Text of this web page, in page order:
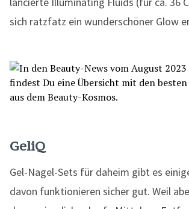
sich ratzfatz ein wunderschöner Glow
GeliQ
Gel-Nagel-Sets für daheim gibt es
davon funktionieren sicher gut. Weil